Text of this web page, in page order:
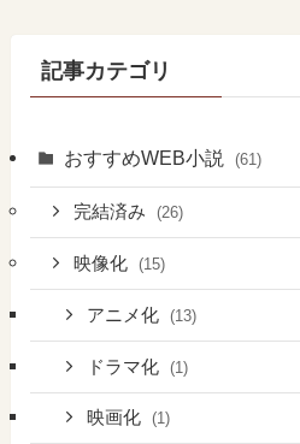
記事カテゴリ
おすすめWEB小説 (61)
完結済み (26)
映像化 (15)
アニメ化 (13)
ドラマ化 (1)
映画化 (1)